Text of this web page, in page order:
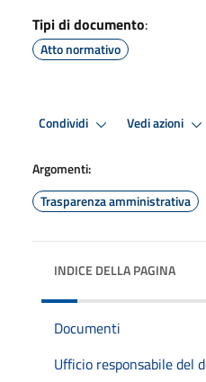
Tipi di documento:
Atto normativo
Condividi Vedi azioni
Argomenti:
Trasparenza amministrativa
INDICE DELLA PAGINA
Documenti
Ufficio responsabile del